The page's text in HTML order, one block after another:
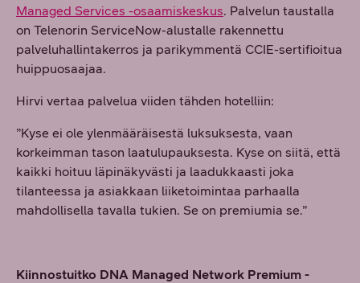
Managed Services -osaamiskeskus. Palvelun taustalla
on Telenorin ServiceNow-alustalle rakennettu
palveluhallintakerros ja parikymmentä CCIE-sertifioitua
huippuosaajaa.
Hirvi vertaa palvelua viiden tähden hotelliin:
”Kyse ei ole ylenmääräisestä luksuksesta, vaan
korkeimman tason laatulupauksesta. Kyse on siitä, että
kaikki hoituu läpinäkyvästi ja laadukkaasti joka
tilanteessa ja asiakkaan liiketoimintaa parhaalla
mahdollisella tavalla tukien. Se on premiumia se.”
Kiinnostuitko DNA Managed Network Premium -